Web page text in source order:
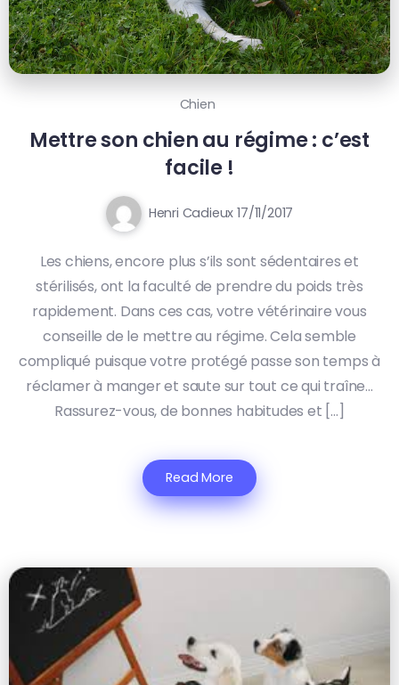
Chien
Mettre son chien au régime : c’est
facile !
Henri Cadieux 17/11/2017
Les chiens, encore plus s’ils sont sédentaires et
stérilisés, ont la faculté de prendre du poids très
rapidement. Dans ces cas, votre vétérinaire vous
conseille de le mettre au régime. Cela semble
compliqué puisque votre protégé passe son temps à
réclamer à manger et saute sur tout ce qui traîne…
Rassurez-vous, de bonnes habitudes et […]
Read More